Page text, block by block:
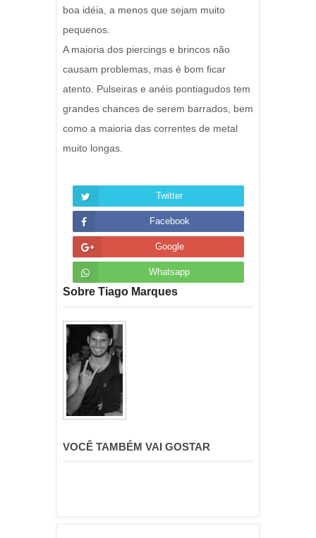
boa idéia, a menos que sejam muito
pequenos.
A maioria dos piercings e brincos não
causam problemas, mas é bom ficar
atento. Pulseiras e anéis pontiagudos tem
grandes chances de serem barrados, bem
como a maioria das correntes de metal
muito longas.
Twitter
Facebook
Google
Whatsapp
Sobre Tiago Marques
VOCÊ TAMBÉM VAI GOSTAR